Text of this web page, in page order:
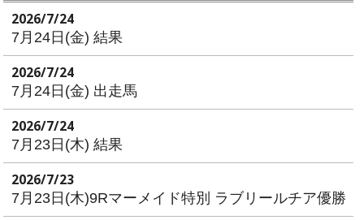
2026/7/24
7月24日(金) 結果
2026/7/24
7月24日(金) 出走馬
2026/7/24
7月23日(木) 結果
2026/7/23
7月23日(木)9Rマーメイド特別 ラブリールチア優勝